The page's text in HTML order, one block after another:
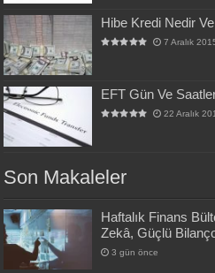
Hibe Kredi Nedir
7 Aralık
EFT Gün Ve
22 Aralık
Son Makaleler
Haftalık Finans
Zekâ, Güçlü
3 gün önce